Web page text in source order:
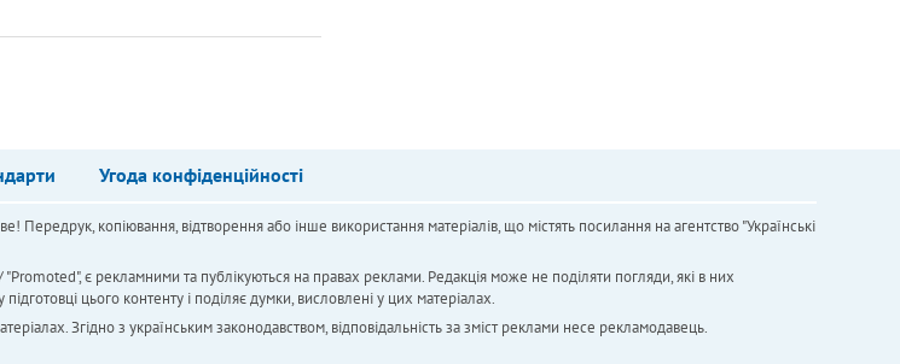
Угода конфіденційності
Передрук, копіювання, відтворення або інше використання матеріалів, що містять посилання на агентство "Українськi
є рекламними та публікуються на правах реклами. Редакція може не поділяти погляди, які в них
цього контенту і поділяє думки, висловлені у цих матеріалах.
Згідно з українським законодавством, відповідальність за зміст реклами несе рекламодавець.